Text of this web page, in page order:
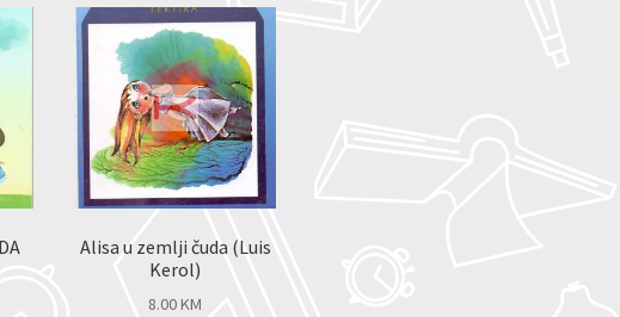
Alisa u zemlji čuda (Luis
Kerol)
8.00KM